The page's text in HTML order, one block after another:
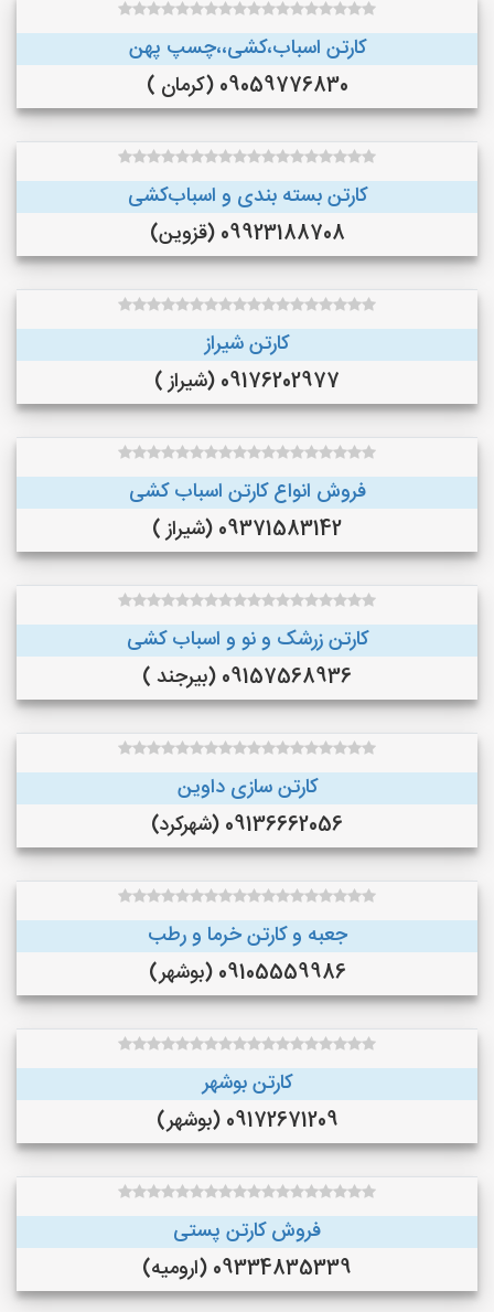
کارتن اسباب،کشی،،چسپ پهن
09059776830 (کرمان )
کارتن بسته بندی و اسباب‌کشی
09923188708 (قزوین)
کارتن شیراز
09176202977 (شیراز )
فروش انواع کارتن اسباب کشی
09371583142 (شیراز )
کارتن زرشک و نو و اسباب کشی
09157568936 (بیرجند )
کارتن سازی داوین
09136662056 (شهرکرد)
جعبه و کارتن خرما و‌ رطب
09105559986 (بوشهر)
کارتن بوشهر
09172671209 (بوشهر)
فروش کارتن پستی
09334835339 (ارومیه)